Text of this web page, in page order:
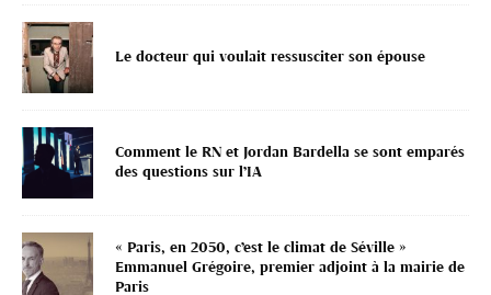
Le docteur qui voulait ressusciter son épouse
Comment le RN et Jordan Bardella se sont emparés
des questions sur l’IA
« Paris, en 2050, c’est le climat de Séville »
Emmanuel Grégoire, premier adjoint à la mairie de
Paris